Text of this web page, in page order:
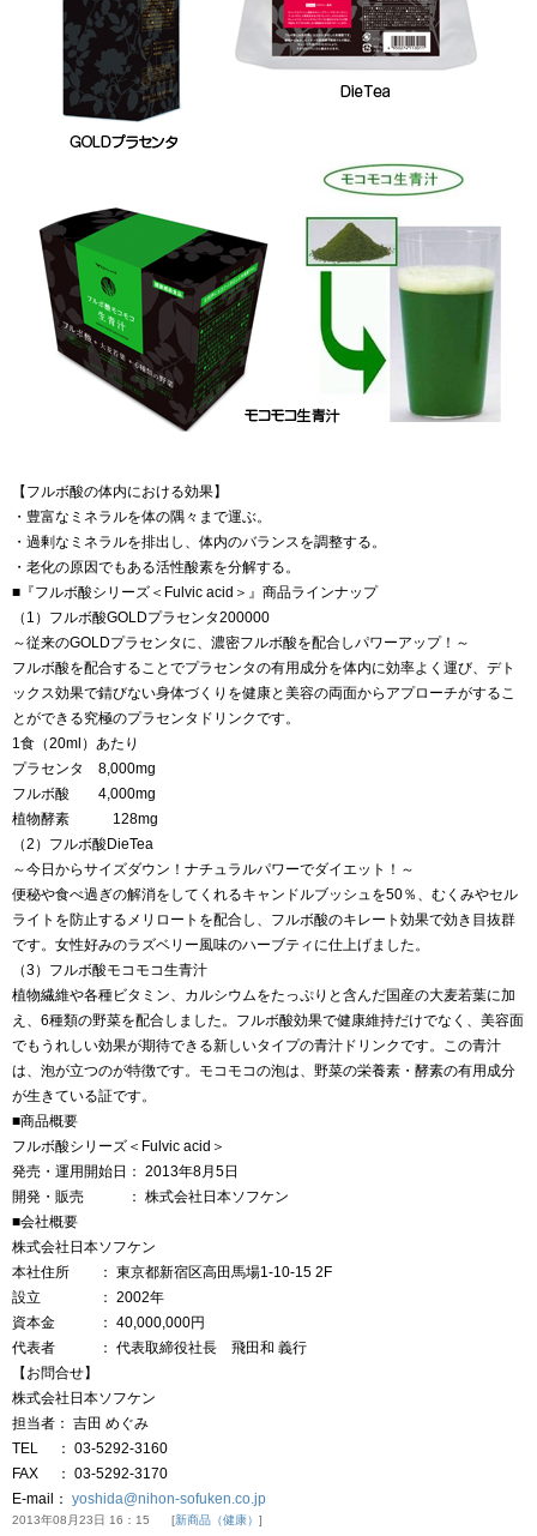
【フルボ酸の体内における効果】
・豊富なミネラルを体の隅々まで運ぶ。
・過剰なミネラルを排出し、体内のバランスを調整する。
・老化の原因でもある活性酸素を分解する。
■『フルボ酸シリーズ＜Fulvic acid＞』商品ラインナップ
（1）フルボ酸GOLDプラセンタ200000
～従来のGOLDプラセンタに、濃密フルボ酸を配合しパワーアップ！～
フルボ酸を配合することでプラセンタの有用成分を体内に効率よく運び、デト
ックス効果で錆びない身体づくりを健康と美容の両面からアプローチがするこ
とができる究極のプラセンタドリンクです。
1食（20ml）あたり
プラセンタ 8,000mg
フルボ酸 4,000mg
植物酵素 128mg
（2）フルボ酸DieTea
～今日からサイズダウン！ナチュラルパワーでダイエット！～
便秘や食べ過ぎの解消をしてくれるキャンドルブッシュを50％、むくみやセル
ライトを防止するメリロートを配合し、フルボ酸のキレート効果で効き目抜群
です。女性好みのラズベリー風味のハーブティに仕上げました。
（3）フルボ酸モコモコ生青汁
植物繊維や各種ビタミン、カルシウムをたっぷりと含んだ国産の大麦若葉に加
え、6種類の野菜を配合しました。フルボ酸効果で健康維持だけでなく、美容面
でもうれしい効果が期待できる新しいタイプの青汁ドリンクです。この青汁
は、泡が立つのが特徴です。モコモコの泡は、野菜の栄養素・酵素の有用成分
が生きている証です。
■商品概要
フルボ酸シリーズ＜Fulvic acid＞
発売・運用開始日： 2013年8月5日
開発・販売 ： 株式会社日本ソフケン
■会社概要
株式会社日本ソフケン
本社住所 ： 東京都新宿区高田馬場1-10-15 2F
設立 ： 2002年
資本金 ： 40,000,000円
代表者 ： 代表取締役社長 飛田和 義行
【お問合せ】
株式会社日本ソフケン
担当者： 吉田 めぐみ
TEL ： 03-5292-3160
FAX ： 03-5292-3170
E-mail： yoshida@nihon-sofuken.co.jp
2013年08月23日 16：15 新商品（健康）